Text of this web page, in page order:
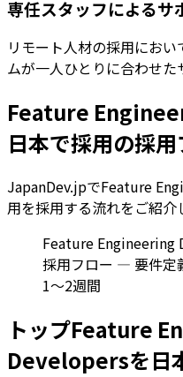
専任スタッフによるサ
リモート人材の採用にお
ムが一人ひとりに合わせた
Feature
日本で採用の採
JapanDev.jpでFeature
用を採用する流れをご紹介
Feature Engineering
採用フロー — 要件定
1〜2週間
トップFeature
Developersを日